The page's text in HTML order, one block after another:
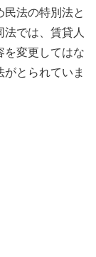
法の特別法と
では、賃貸人
を変更してはな
とられていま